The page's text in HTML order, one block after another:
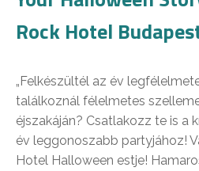
Rock Hotel
„Felkészültél az év
találkoznál félelmetes
éjszakáján? Csatlakozz te is a
év leggonoszabb partyjához!
Hotel Halloween estje!